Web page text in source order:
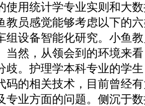
用统计学专业实则和大数
教员感觉能够考虑以下的
组设备智能化研究。小鱼
当然，从领会到的环境来
歧。护理学本科专业的学
码的相关技术，目前曾经
专业方面的问题。侧沉于